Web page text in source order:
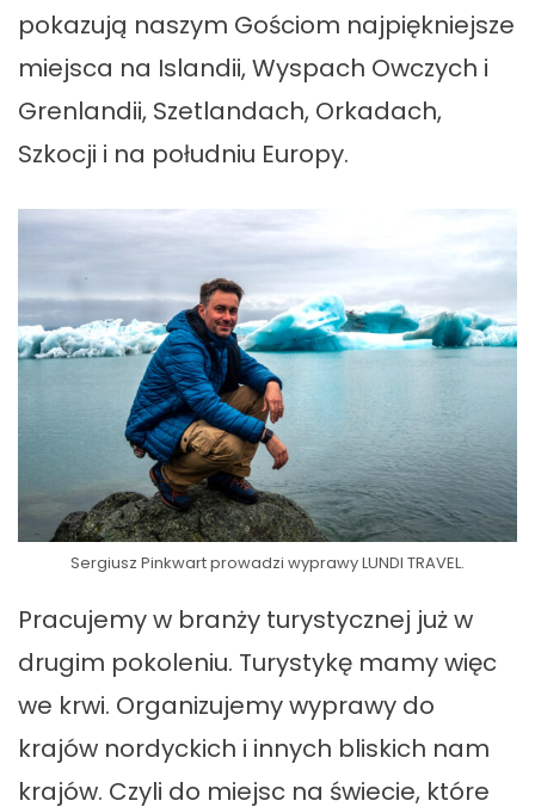
pokazują naszym Gościom najpiękniejsze
miejsca na Islandii, Wyspach Owczych i
Grenlandii, Szetlandach, Orkadach,
Szkocji i na południu Europy.
Sergiusz Pinkwart prowadzi wyprawy LUNDI TRAVEL.
Pracujemy w branży turystycznej już w
drugim pokoleniu. Turystykę mamy więc
we krwi. Organizujemy wyprawy do
krajów nordyckich i innych bliskich nam
krajów. Czyli do miejsc na świecie, które